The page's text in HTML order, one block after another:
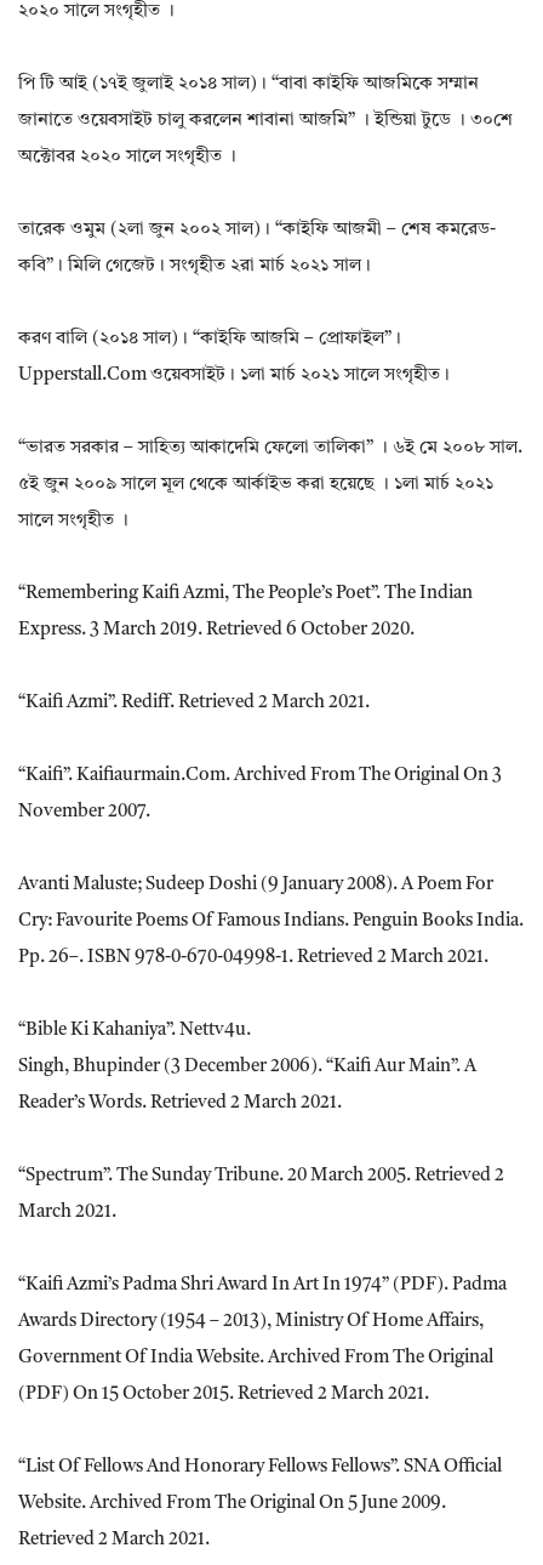
২০২০ সালে সংগৃহীত ।
পি টি আই (১৭ই জুলাই ২০১৪ সাল)। “বাবা কাইফি আজমিকে সম্মান
জানাতে ওয়েবসাইট চালু করলেন শাবানা আজমি” । ইন্ডিয়া টুডে । ৩০শে
অক্টোবর ২০২০ সালে সংগৃহীত ।
তারেক ওমুম (২লা জুন ২০০২ সাল)। “কাইফি আজমী – শেষ কমরেড-
কবি”। মিলি গেজেট। সংগৃহীত ২রা মার্চ ২০২১ সাল।
করণ বালি (২০১৪ সাল)। “কাইফি আজমি – প্রোফাইল”।
Upperstall.com ওয়েবসাইট। ১লা মার্চ ২০২১ সালে সংগৃহীত।
“ভারত সরকার – সাহিত্য আকাদেমি ফেলো তালিকা” । ৬ই মে ২০০৮ সাল.
৫ই জুন ২০০৯ সালে মূল থেকে আর্কাইভ করা হয়েছে । ১লা মার্চ ২০২১
সালে সংগৃহীত ।
“Remembering Kaifi Azmi, The People’s Poet”. The Indian
Express. 3 March 2019. Retrieved 6 October 2020.
“Kaifi Azmi”. Rediff. Retrieved 2 March 2021.
“Kaifi”. Kaifiaurmain.com. Archived From The Original On 3
November 2007.
Avanti Maluste; Sudeep Doshi (9 January 2008). A Poem For
Cry: Favourite Poems Of Famous Indians. Penguin Books India.
Pp. 26–. ISBN 978-0-670-04998-1. Retrieved 2 March 2021.
“Bible Ki Kahaniya”. Nettv4u.
Singh, Bhupinder (3 December 2006). “Kaifi Aur Main”. A
Reader’s Words. Retrieved 2 March 2021.
“Spectrum”. The Sunday Tribune. 20 March 2005. Retrieved 2
March 2021.
“Kaifi Azmi’s Padma Shri Award In Art In 1974” (PDF). Padma
Awards Directory (1954 – 2013), Ministry Of Home Affairs,
Government Of India Website. Archived From The Original
(PDF) On 15 October 2015. Retrieved 2 March 2021.
“List Of Fellows And Honorary Fellows Fellows”. SNA Official
Website. Archived From The Original On 5 June 2009.
Retrieved 2 March 2021.